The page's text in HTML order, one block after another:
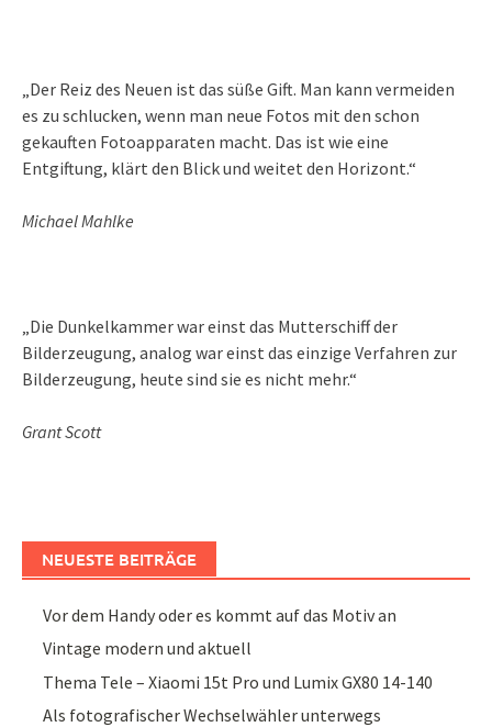
„Der Reiz des Neuen ist das süße Gift. Man kann vermeiden
es zu schlucken, wenn man neue Fotos mit den schon
gekauften Fotoapparaten macht. Das ist wie eine
Entgiftung, klärt den Blick und weitet den Horizont.“
Michael Mahlke
„Die Dunkelkammer war einst das Mutterschiff der
Bilderzeugung, analog war einst das einzige Verfahren zur
Bilderzeugung, heute sind sie es nicht mehr.“
Grant Scott
NEUESTE BEITRÄGE
Vor dem Handy oder es kommt auf das Motiv an
Vintage modern und aktuell
Thema Tele – Xiaomi 15t Pro und Lumix GX80 14-140
Als fotografischer Wechselwähler unterwegs